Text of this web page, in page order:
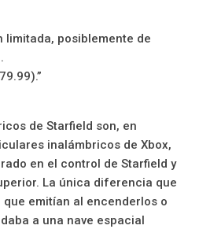
limitada, posiblemente de
de Starfield son, en
inalámbricos de Xbox,
en el control de Starfield y
La única diferencia que
emitían al encenderlos o
a una nave espacial